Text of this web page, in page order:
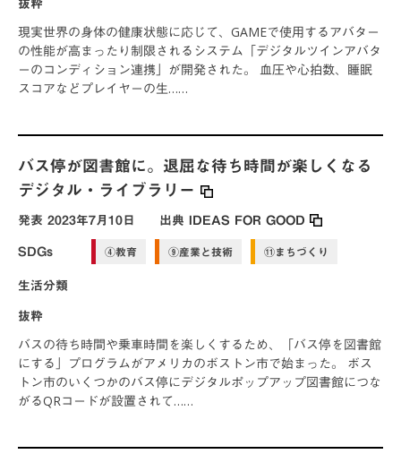
抜粋
現実世界の身体の健康状態に応じて、GAMEで使用するアバター
の性能が高まったり制限されるシステム「デジタルツインアバタ
ーのコンディション連携」が開発された。 血圧や心拍数、睡眠
スコアなどプレイヤーの生……
バス停が図書館に。退屈な待ち時間が楽しくなる
デジタル・ライブラリー
発表 2023年7月10日 出典 IDEAS FOR GOOD
SDGs ④教育 ⑨産業と技術 ⑪まちづくり
生活分類
抜粋
バスの待ち時間や乗車時間を楽しくするため、「バス停を図書館
にする」プログラムがアメリカのボストン市で始まった。 ボス
トン市のいくつかのバス停にデジタルポップアップ図書館につな
がるQRコードが設置されて……